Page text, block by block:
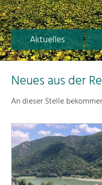
Aktuelles
Neues aus der
An dieser Stelle